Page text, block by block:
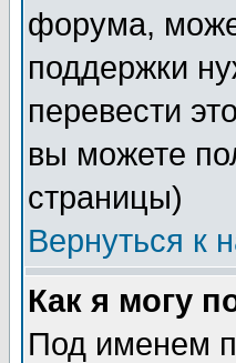
форума,
поддержки
перевести
вы можете
страницы)
Вернуться к
Как я могу
Под именем